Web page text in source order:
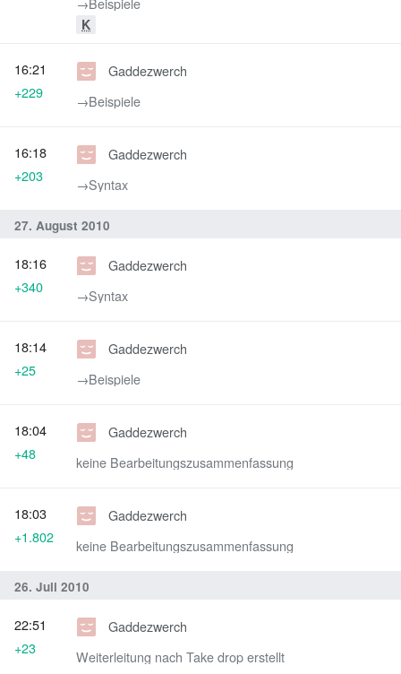
K
Gaddezwerch
→‎Beispiele
16:21
+229
Gaddezwerch
→‎Syntax
16:18
+203
27. August 2010
Gaddezwerch
→‎Syntax
18:16
+340
Gaddezwerch
→‎Beispiele
18:14
+25
Gaddezwerch
keine Bearbeitungszusammenfassung
18:04
+48
Gaddezwerch
keine Bearbeitungszusammenfassung
18:03
+1.802
26. Juli 2010
Gaddezwerch
Weiterleitung nach Take drop erstellt
22:51
+23